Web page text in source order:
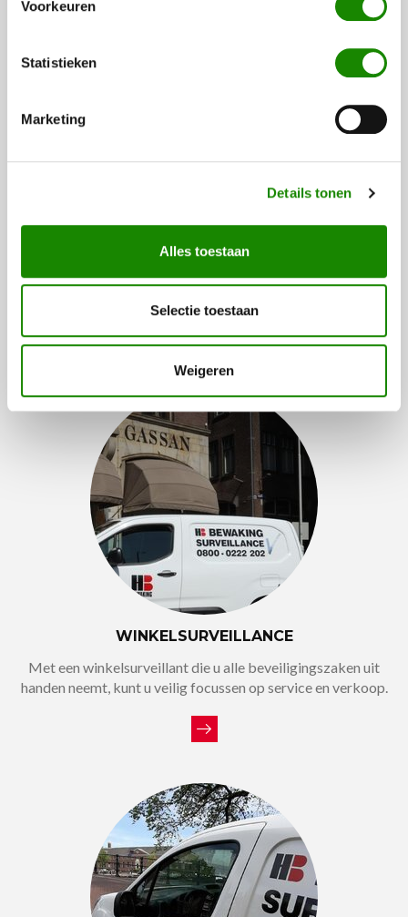
Voorkeuren
Statistieken
Marketing
Details tonen
Alles toestaan
Selectie toestaan
Weigeren
wordt (vervolg)schade zo veel mogelijk voorkomen.
WINKELSURVEILLANCE
Met een winkelsurveillant die u alle beveiligingszaken uit
handen neemt, kunt u veilig focussen op service en verkoop.